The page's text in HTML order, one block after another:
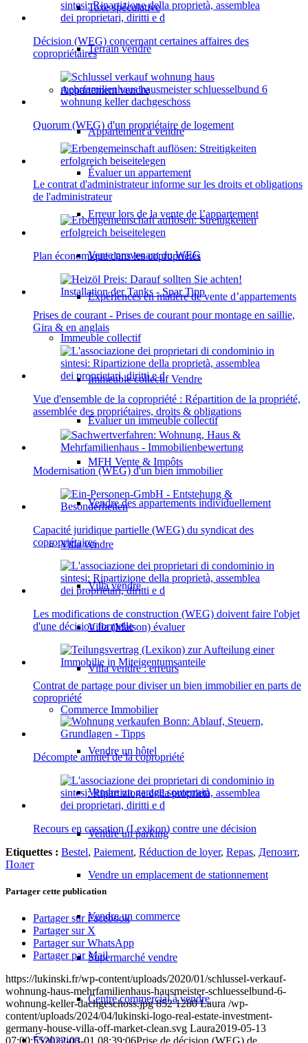
Taxe spéculative
Terrain vendre
Appartementvendre
Appartement à vendre
Évaluer un appartement
Erreur lors de la vente de l’appartement
Vente provenant du WEG
Expériences en matière de vente d’appartements
Immeuble collectif
Immeuble collectif Vendre
Évaluer un immeuble collectif
MFH Vente & Impôts
Vendre des appartements individuellement
Villavendre
Villa vendre
Villa (Maison) évaluer
Villa vendre : erreurs
Commerce Immobilier
Vendre un hôtel
Vendre un garage souterrain
Vendre un parking
Vendre un emplacement de stationnement
Vendre un commerce
Supermarché vendre
Centre commercial à vendre
Évaluation
Décision (WEG) concernant certaines affaires des
copropriétaires
Quorum (WEG) d'un propriétaire de logement
Le contrat d'administrateur informe sur les droits et obligations
de l'administrateur
Plan économique dans les copropriétés
Prises de courant - Prises de courant pour montage en saillie,
Gira & en anglais
Vue d'ensemble de la copropriété : Répartition de la propriété,
assemblée des propriétaires, droits & obligations
Modernisation (WEG) d'un bien immobilier
Capacité juridique partielle (WEG) du syndicat des
copropriétaires
Les modifications de construction (WEG) doivent faire l'objet
d'une décision formelle
Contrat de partage pour diviser un bien immobilier en parts de
copropriété
Décompte annuel de la copropriété
Recours en cassation (Lexikon) contre une décision
Etiquettes : Bestel, Paiement, Réduction de loyer, Repas, Депозит,
Полет
Partager cette publication
Partager sur Facebook
Partager sur X
Partager sur WhatsApp
Partager par Mail
https://lukinski.fr/wp-content/uploads/2020/01/schlussel-verkauf-
wohnung-haus-mehrfamilienhaus-hausmeister-schluesselbund-6-
wohnung-keller-dachgeschoss.jpg 852 1280 Laura /wp-
content/uploads/2024/04/lukinski-logo-real-estate-investment-
germany-house-villa-off-market-clean.svg Laura2019-05-13